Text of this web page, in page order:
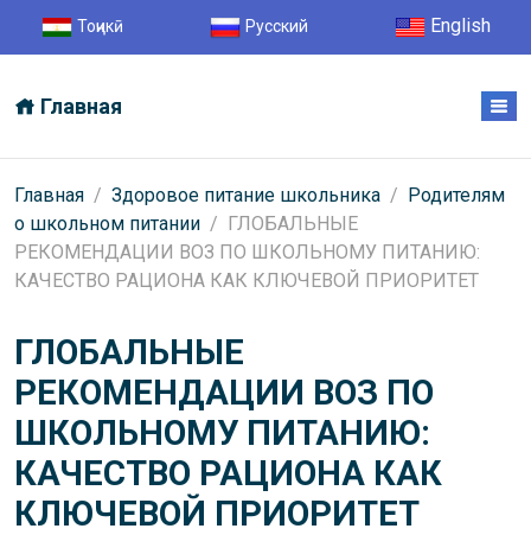
Тоҷикӣ Русский English
Главная
Главная / Здоровое питание школьника / Родителям
о школьном питании / ГЛОБАЛЬНЫЕ
РЕКОМЕНДАЦИИ ВОЗ ПО ШКОЛЬНОМУ ПИТАНИЮ:
КАЧЕСТВО РАЦИОНА КАК КЛЮЧЕВОЙ ПРИОРИТЕТ
ГЛОБАЛЬНЫЕ
РЕКОМЕНДАЦИИ ВОЗ ПО
ШКОЛЬНОМУ ПИТАНИЮ:
КАЧЕСТВО РАЦИОНА КАК
КЛЮЧЕВОЙ ПРИОРИТЕТ